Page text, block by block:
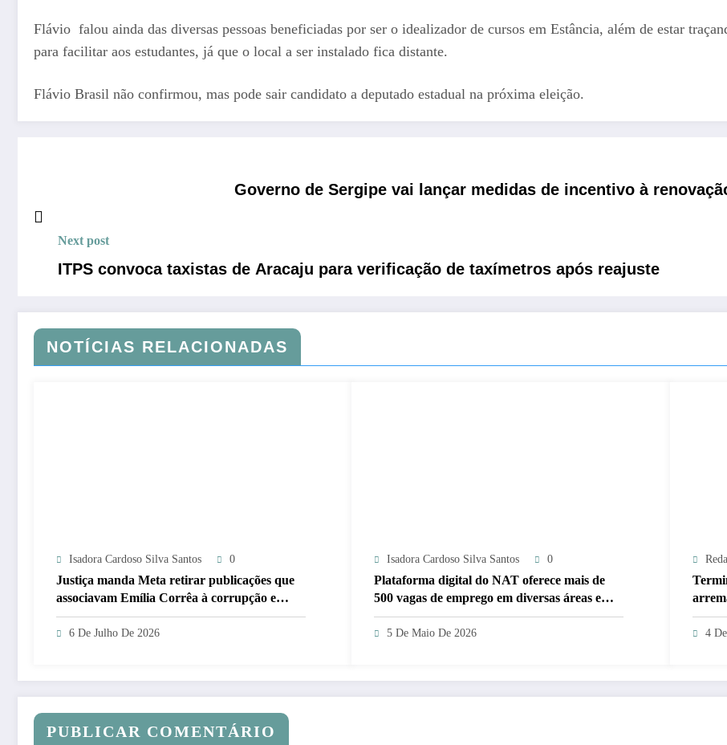
Flávio falou ainda das diversas pessoas beneficiadas por ser o idealizador de cursos em Estância, além de estar
para facilitar aos estudantes, já que o local a ser instalado fica distante.
Flávio Brasil não confirmou, mas pode sair candidato a deputado estadual na próxima eleição.
Governo de Sergipe vai lançar medidas de incentivo à
Next post
ITPS convoca taxistas de Aracaju para verificação de taxímetros após reajuste
NOTÍCIAS RELACIONADAS
Isadora Cardoso Silva Santos 0
Justiça manda Meta retirar publicações que
associavam Emília Corrêa à corrupção e
identificar responsáveis
6 De Julho De 2026
Isadora Cardoso Silva Santos 0
Plataforma digital do NAT oferece mais de
500 vagas de emprego em diversas áreas em
Sergipe
5 De Maio De 2026 4
PUBLICAR COMENTÁRIO